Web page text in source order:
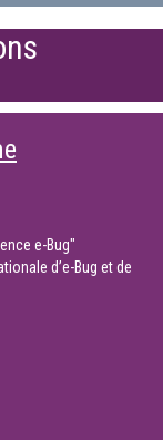
e-Bug"
d’e-Bug et de